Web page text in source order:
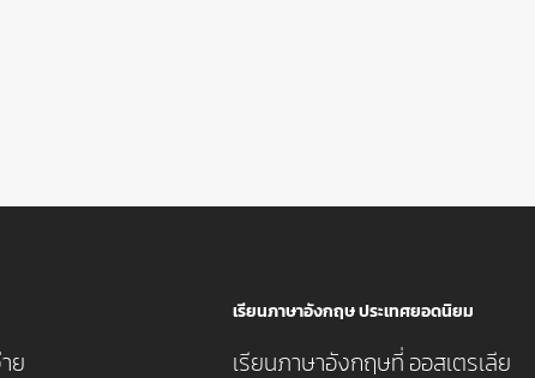
ย
เรียนภาษาอังกฤษ ประเทศยอดนิยม
เรียนภาษาอังกฤษที่ ออสเตรเลีย